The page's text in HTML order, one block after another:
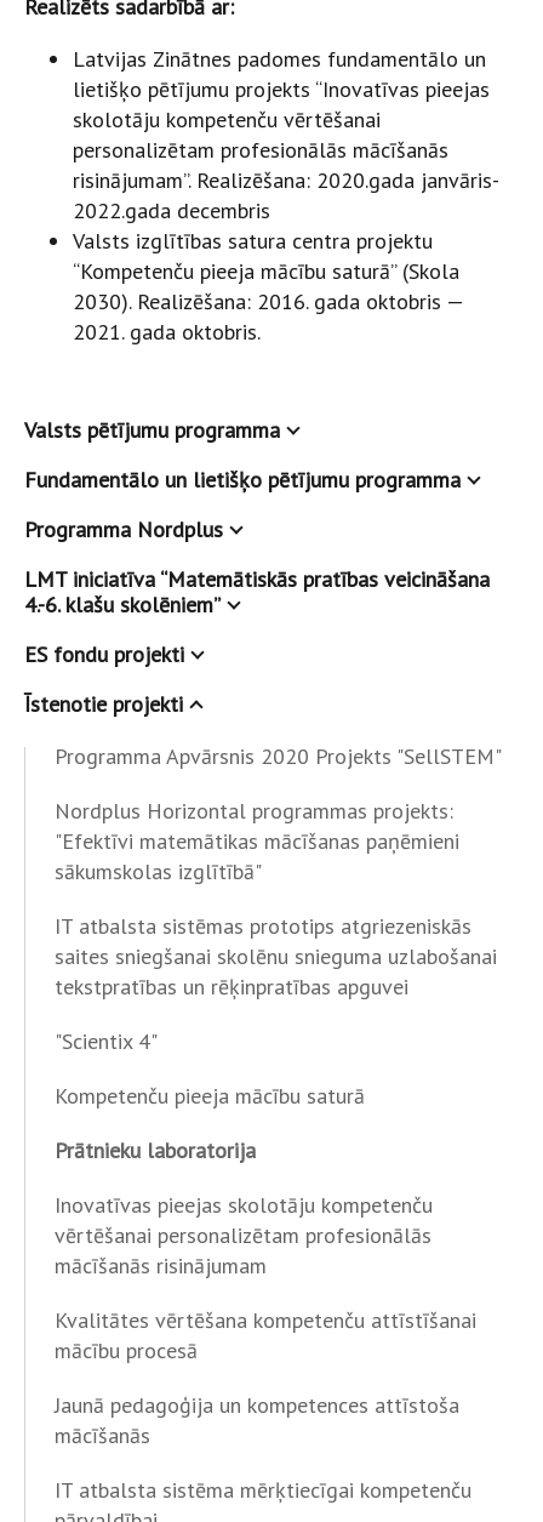
Realizēts sadarbībā ar:
Latvijas Zinātnes padomes fundamentālo un
lietišķo pētījumu projekts “Inovatīvas pieejas
skolotāju kompetenču vērtēšanai
personalizētam profesionālās mācīšanās
risinājumam”. Realizēšana: 2020.gada janvāris-
2022.gada decembris
Valsts izglītības satura centra projektu
“Kompetenču pieeja mācību saturā” (Skola
2030). Realizēšana: 2016. gada oktobris —
2021. gada oktobris.
Valsts pētījumu programma
Fundamentālo un lietišķo pētījumu programma
Programma Nordplus
LMT iniciatīva “Matemātiskās pratības veicināšana
4.-6. klašu skolēniem”
ES fondu projekti
Īstenotie projekti
Programma Apvārsnis 2020 Projekts "SellSTEM"
Nordplus Horizontal programmas projekts:
"Efektīvi matemātikas mācīšanas paņēmieni
sākumskolas izglītībā"
IT atbalsta sistēmas prototips atgriezeniskās
saites sniegšanai skolēnu snieguma uzlabošanai
tekstpratības un rēķinpratības apguvei
"Scientix 4"
Kompetenču pieeja mācību saturā
Prātnieku laboratorija
Inovatīvas pieejas skolotāju kompetenču
vērtēšanai personalizētam profesionālās
mācīšanās risinājumam
Kvalitātes vērtēšana kompetenču attīstīšanai
mācību procesā
Jaunā pedagoģija un kompetences attīstoša
mācīšanās
IT atbalsta sistēma mērķtiecīgai kompetenču